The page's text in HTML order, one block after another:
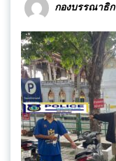
กองบรรณาธิก